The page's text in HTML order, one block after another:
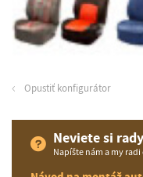
Opustiť konfigurátor
Neviete si
Napíšte nám a my